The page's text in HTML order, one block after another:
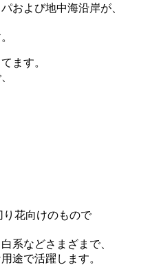
および地中海沿岸が、
ます。
り花向けのもので
系などさまざまで、
途で活躍します。